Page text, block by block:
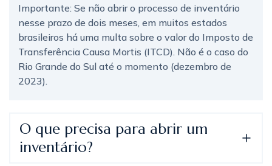
Importante: Se não abrir o processo de inventário
nesse prazo de dois meses, em muitos estados
brasileiros há uma multa sobre o valor do Imposto de
Transferência Causa Mortis (ITCD). Não é o caso do
Rio Grande do Sul até o momento (dezembro de
2023).
O que precisa para abrir um
inventário?